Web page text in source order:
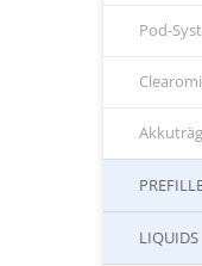
Pod-
LIQUIDS